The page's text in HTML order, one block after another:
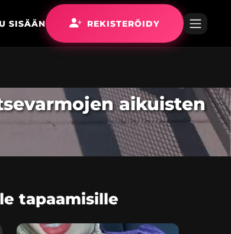
SISÄÄN REKISTERÖIDY
aikuisten
tapaamisille